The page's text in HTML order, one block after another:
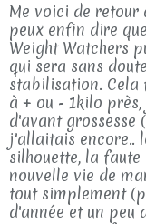
Me voici de retour
peux enfin dire
Weight Watchers
qui sera sans
stabilisation. Cela
à + ou - 1kilo
d'avant grossesse
j'allaitais encore..
silhouette, la
nouvelle vie de
tout simplement
d'année et un peu